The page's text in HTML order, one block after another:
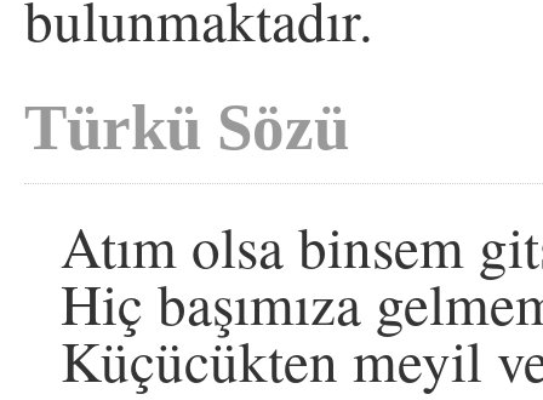
bulunmaktadır.
Türkü Sözü
Atım olsa binsem
Hiç başımıza
Küçücükten meyil